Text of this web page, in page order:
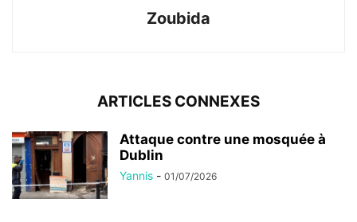
Zoubida
ARTICLES CONNEXES
Attaque contre une mosquée à
Dublin
Yannis - 01/07/2026